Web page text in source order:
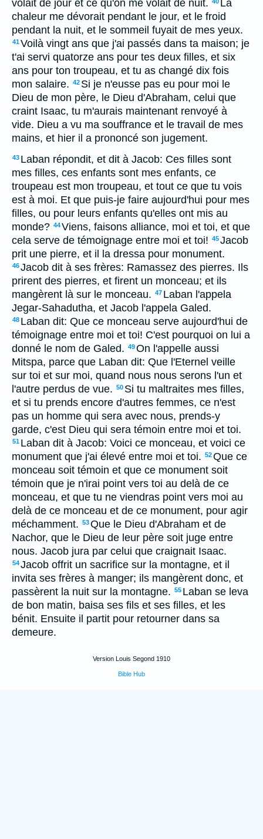
volait de jour et ce qu'on me volait de nuit.
La
chaleur me dévorait pendant le jour, et le froid
pendant la nuit, et le sommeil fuyait de mes yeux.
41Voilà vingt ans que j'ai passés dans ta maison; je
t'ai servi quatorze ans pour tes deux filles, et six
ans pour ton troupeau, et tu as changé dix fois
mon salaire. 42 Si je n'eusse pas eu pour moi le
Dieu de mon père, le Dieu d'Abraham, celui que
craint Isaac, tu m'aurais maintenant renvoyé à
vide. Dieu a vu ma souffrance et le travail de mes
mains, et hier il a prononcé son jugement.
43 Laban répondit, et dit à Jacob: Ces filles sont
mes filles, ces enfants sont mes enfants, ce
troupeau est mon troupeau, et tout ce que tu vois
est à moi. Et que puis-je faire aujourd'hui pour mes
filles, ou pour leurs enfants qu'elles ont mis au
monde? 44Viens, faisons alliance, moi et toi, et que
cela serve de témoignage entre moi et toi! 45Jacob
prit une pierre, et il la dressa pour monument.
46Jacob dit à ses frères: Ramassez des pierres. Ils
prirent des pierres, et firent un monceau; et ils
mangèrent là sur le monceau. 47 Laban l'appela
Jegar-Sahadutha, et Jacob l'appela Galed.
48 Laban dit: Que ce monceau serve aujourd'hui de
témoignage entre moi et toi! C'est pourquoi on lui a
donné le nom de Galed. 49On l'appelle aussi
Mitspa, parce que Laban dit: Que l'Eternel veille
sur toi et sur moi, quand nous nous serons l'un et
l'autre perdus de vue. 50 Si tu maltraites mes filles,
et si tu prends encore d'autres femmes, ce n'est
pas un homme qui sera avec nous, prends-y
garde, c'est Dieu qui sera témoin entre moi et toi.
51 Laban dit à Jacob: Voici ce monceau, et voici ce
monument que j'ai élevé entre moi et toi. 52Que ce
monceau soit témoin et que ce monument soit
témoin que je n'irai point vers toi au delà de ce
monceau, et que tu ne viendras point vers moi au
delà de ce monceau et de ce monument, pour agir
méchamment. 53Que le Dieu d'Abraham et de
Nachor, que le Dieu de leur père soit juge entre
nous. Jacob jura par celui que craignait Isaac.
54Jacob offrit un sacrifice sur la montagne, et il
invita ses frères à manger; ils mangèrent donc, et
passèrent la nuit sur la montagne. 55 Laban se leva
de bon matin, baisa ses fils et ses filles, et les
bénit. Ensuite il partit pour retourner dans sa
demeure.
Version Louis Segond 1910
Bible Hub